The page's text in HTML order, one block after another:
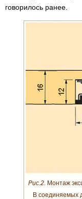
говорилось ранее.
Рис.2. Монтаж
В соединяемых